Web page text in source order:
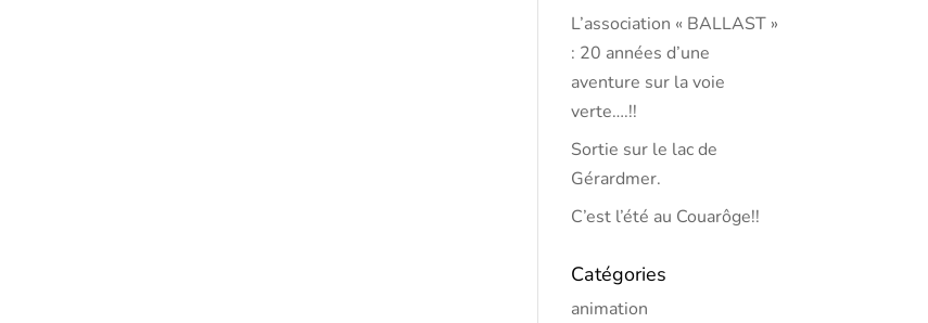
L’association « BALLAST »
: 20 années d’une
aventure sur la voie
verte….!!
Sortie sur le lac de
Gérardmer.
C’est l’été au Couarôge!!
Catégories
animation